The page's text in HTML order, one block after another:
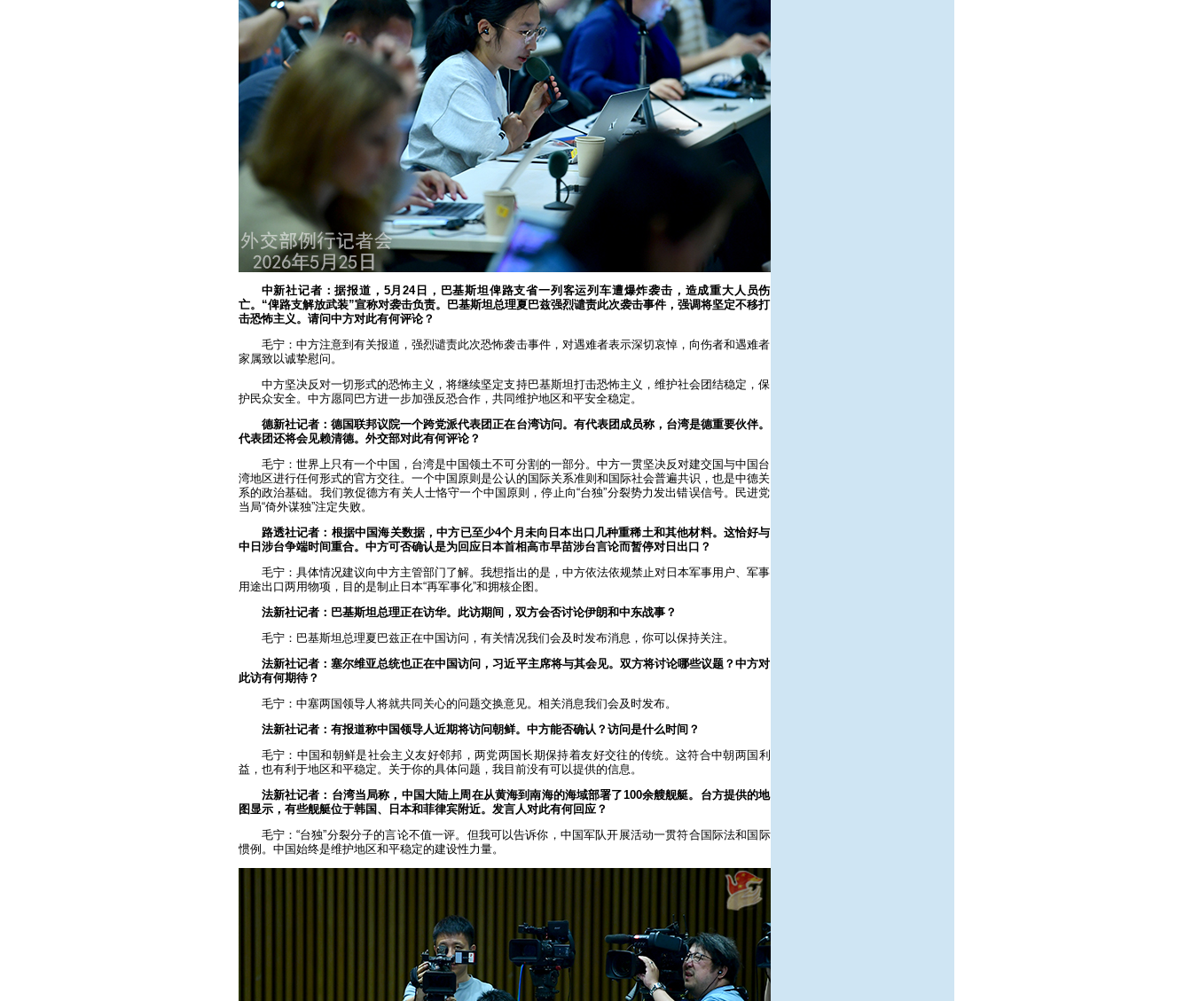
中新社记者：据报道，5月24日，巴基斯坦俾路支省一列客运列车遭爆炸袭击，造成重大人员伤
亡。“俾路支解放武装”宣称对袭击负责。巴基斯坦总理夏巴兹强烈谴责此次袭击事件，强调将坚定不移打
击恐怖主义。请问中方对此有何评论？
毛宁：中方注意到有关报道，强烈谴责此次恐怖袭击事件，对遇难者表示深切哀悼，向伤者和遇难者
家属致以诚挚慰问。
中方坚决反对一切形式的恐怖主义，将继续坚定支持巴基斯坦打击恐怖主义，维护社会团结稳定，保
护民众安全。中方愿同巴方进一步加强反恐合作，共同维护地区和平安全稳定。
德新社记者：德国联邦议院一个跨党派代表团正在台湾访问。有代表团成员称，台湾是德重要伙伴。
代表团还将会见赖清德。外交部对此有何评论？
毛宁：世界上只有一个中国，台湾是中国领土不可分割的一部分。中方一贯坚决反对建交国与中国台
湾地区进行任何形式的官方交往。一个中国原则是公认的国际关系准则和国际社会普遍共识，也是中德关
系的政治基础。我们敦促德方有关人士恪守一个中国原则，停止向“台独”分裂势力发出错误信号。民进党
当局“倚外谋独”注定失败。
路透社记者：根据中国海关数据，中方已至少4个月未向日本出口几种重稀土和其他材料。这恰好与
中日涉台争端时间重合。中方可否确认是为回应日本首相高市早苗涉台言论而暂停对日出口？
毛宁：具体情况建议向中方主管部门了解。我想指出的是，中方依法依规禁止对日本军事用户、军事
用途出口两用物项，目的是制止日本“再军事化”和拥核企图。
法新社记者：巴基斯坦总理正在访华。此访期间，双方会否讨论伊朗和中东战事？
毛宁：巴基斯坦总理夏巴兹正在中国访问，有关情况我们会及时发布消息，你可以保持关注。
法新社记者：塞尔维亚总统也正在中国访问，习近平主席将与其会见。双方将讨论哪些议题？中方对
此访有何期待？
毛宁：中塞两国领导人将就共同关心的问题交换意见。相关消息我们会及时发布。
法新社记者：有报道称中国领导人近期将访问朝鲜。中方能否确认？访问是什么时间？
毛宁：中国和朝鲜是社会主义友好邻邦，两党两国长期保持着友好交往的传统。这符合中朝两国利
益，也有利于地区和平稳定。关于你的具体问题，我目前没有可以提供的信息。
法新社记者：台湾当局称，中国大陆上周在从黄海到南海的海域部署了100余艘舰艇。台方提供的地
图显示，有些舰艇位于韩国、日本和菲律宾附近。发言人对此有何回应？
毛宁：“台独”分裂分子的言论不值一评。但我可以告诉你，中国军队开展活动一贯符合国际法和国际
惯例。中国始终是维护地区和平稳定的建设性力量。